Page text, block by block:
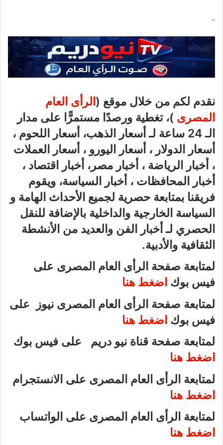
..
نقدم لكم من خلال موقع ( الرأى العام
المصرى )، تغطية ورصدًا مستمرًّا على مدار
الـ 24 ساعة لـ أسعار الذهب، أسعار اللحوم ،
أسعار الدولار ، أسعار اليورو ، أسعار العملات
، أخبار الرياضة ، أخبار مصر، أخبار اقتصاد ،
أخبار المحافظات ، أخبار السياسة، ويقوم
فريقنا بمتابعة حصرية لجميع الأحداث الهامة و
السياسة الخارجية والداخلية بالإضافة للنقل
الحصري لـ أخبار الفن والعديد من الأنشطة
الثقافية والأدبية.
لمتابعة صفحة الرأى العام المصرى على
فيس بوك اضغط هنا
لمتابعة صفحة الرأى العام المصرى نيوز على
فيس بوك اضغط هنا
لمتابعة صفحة قناة نيو دريم على فيس بوك
اضغط هنا
لمتابعة الرأى العام المصرى على الانستجرام
اضغط هنا
لمتابعة الرأى العام المصرى على الواتساب
اضغط هنا